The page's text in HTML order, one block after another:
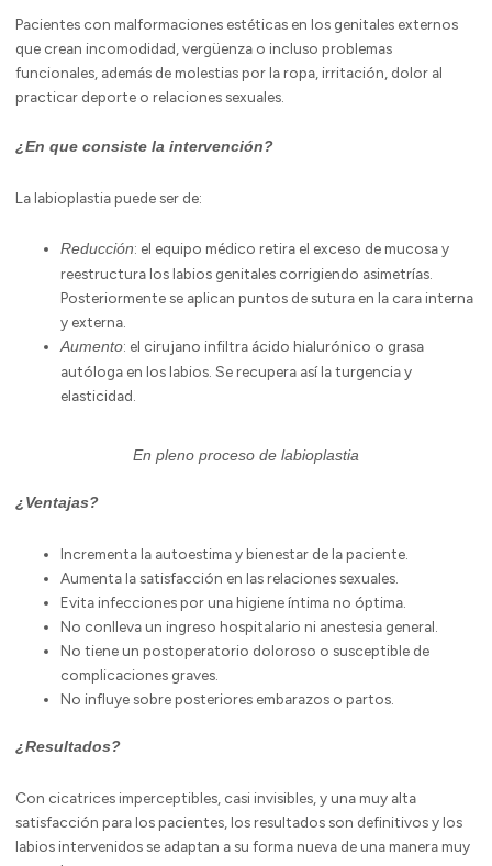
Pacientes con malformaciones estéticas en los genitales externos
que crean incomodidad, vergüenza o incluso problemas
funcionales, además de molestias por la ropa, irritación, dolor al
practicar deporte o relaciones sexuales.
¿En que consiste la intervención?
La labioplastia puede ser de:
Reducción: el equipo médico retira el exceso de mucosa y
reestructura los labios genitales corrigiendo asimetrías.
Posteriormente se aplican puntos de sutura en la cara interna
y externa.
Aumento: el cirujano infiltra ácido hialurónico o grasa
autóloga en los labios. Se recupera así la turgencia y
elasticidad.
En pleno proceso de labioplastia
¿Ventajas?
Incrementa la autoestima y bienestar de la paciente.
Aumenta la satisfacción en las relaciones sexuales.
Evita infecciones por una higiene íntima no óptima.
No conlleva un ingreso hospitalario ni anestesia general.
No tiene un postoperatorio doloroso o susceptible de
complicaciones graves.
No influye sobre posteriores embarazos o partos.
¿Resultados?
Con cicatrices imperceptibles, casi invisibles, y una muy alta
satisfacción para los pacientes, los resultados son definitivos y los
labios intervenidos se adaptan a su forma nueva de una manera muy